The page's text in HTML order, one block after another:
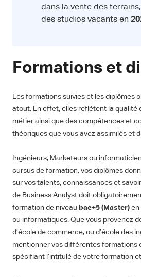
dans la vente des
des studios vacants en
Formations et
Les formations suivies et les diplômes
atout. En effet, elles reflètent la qualité
métier ainsi que des compétences et
théoriques que vous avez assimilés et
Ingénieurs, Marketeurs ou
cursus de formation, vos diplômes
sur vos talents, connaissances et
de Business Analyst doit
formation de niveau bac+5 (Master) en
ou informatiques. Que vous provenez
d’école de commerce, ou d’école des
mentionner vos différentes formations
spécifiant l’intitulé de votre formation